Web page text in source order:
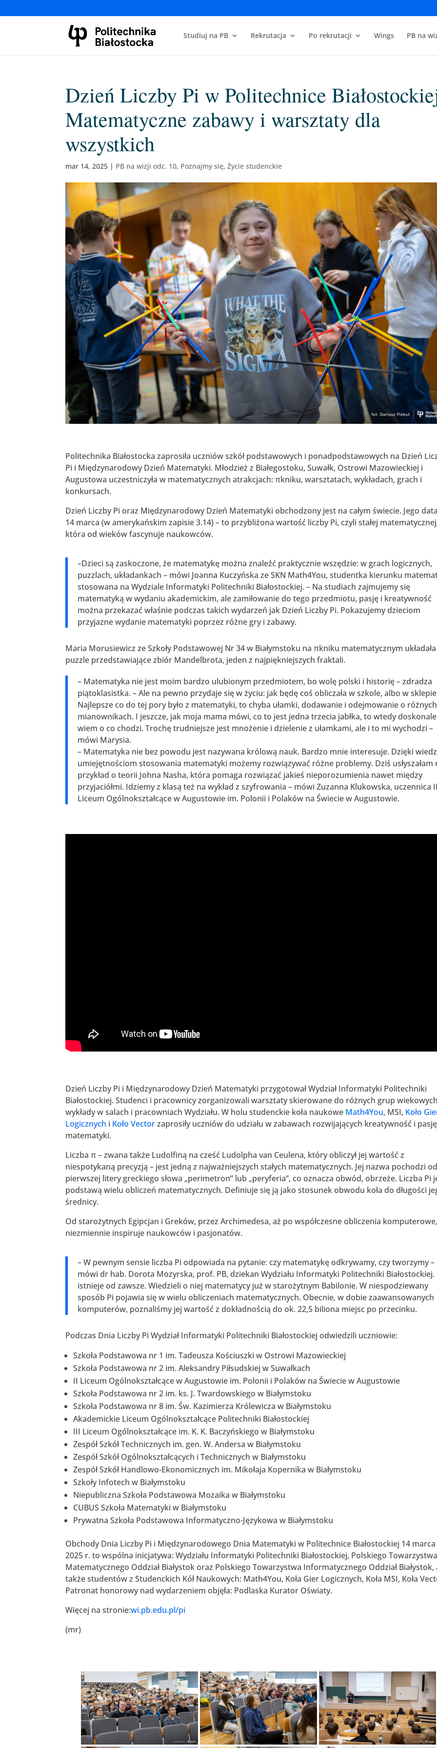
Studiuj na PB Rekrutacja Po rekrutacji Wings PB na
Dzień Liczby Pi w Politechnice
Matematyczne zabawy i warsztaty dla
wszystkich
mar 14, 2025 | PB na wizji odc. 10, Poznajmy się,Życie studenckie
Politechnika Białostocka zaprosiła uczniów szkół podstawowych i ponadpodstawowych na Dzień
Pi i Międzynarodowy Dzień Matematyki. Młodzież z Białegostoku, Suwałk, Ostrowi Mazowieckiej i
Augustowa uczestniczyła w matematycznych atrakcjach: πkniku, warsztatach, wykładach, grach i
konkursach.
Dzień Liczby Pi oraz Międzynarodowy Dzień Matematyki obchodzony jest na całym świecie. Jego
14 marca (w amerykańskim zapisie 3.14) – to przybliżona wartość liczby Pi, czyli stałej
która od wieków fascynuje naukowców.
–Dzieci są zaskoczone, że matematykę można znaleźć praktycznie wszędzie: w grach logicznych,
puzzlach, układankach – mówi Joanna Kuczyńska ze SKN Math4You, studentka kierunku
stosowana na Wydziale Informatyki Politechniki Białostockiej. – Na studiach zajmujemy się
matematyką w wydaniu akademickim, ale zamiłowanie do tego przedmiotu, pasję i kreatywność
można przekazać właśnie podczas takich wydarzeń jak Dzień Liczby Pi. Pokazujemy dzieciom
przyjazne wydanie matematyki poprzez różne gry i zabawy.
Maria Morusiewicz ze Szkoły Podstawowej Nr 34 w Białymstoku na πkniku matematycznym układała
puzzle przedstawiające zbiór Mandelbrota, jeden z najpiękniejszych fraktali.
– Matematyka nie jest moim bardzo ulubionym przedmiotem, bo wolę polski i historię – zdradza
piątoklasistka. – Ale na pewno przydaje się w życiu: jak będę coś obliczała w szkole, albo w
Najlepsze co do tej pory było z matematyki, to chyba ułamki, dodawanie i odejmowanie o różnych
mianownikach. I jeszcze, jak moja mama mówi, co to jest jedna trzecia jabłka, to wtedy doskonale
wiem o co chodzi. Trochę trudniejsze jest mnożenie i dzielenie z ułamkami, ale i to mi wychodzi –
mówi Marysia.
– Matematyka nie bez powodu jest nazywana królową nauk. Bardzo mnie interesuje. Dzięki
umiejętnościom stosowania matematyki możemy rozwiązywać różne problemy. Dziś usłyszałam
przykład o teorii Johna Nasha, która pomaga rozwiązać jakieś nieporozumienia nawet między
przyjaciółmi. Idziemy z klasą też na wykład z szyfrowania – mówi Zuzanna Klukowska, uczennica II
Liceum Ogólnokształcące w Augustowie im. Polonii i Polaków na Świecie w Augustowie.
Dzień Liczby Pi i Międzynarodowy Dzień Matematyki przygotował Wydział Informatyki Politechniki
Białostockiej. Studenci i pracownicy zorganizowali warsztaty skierowane do różnych grup
wykłady w salach i pracowniach Wydziału. W holu studenckie koła naukowe Math4You, MSI, Koło
Logicznych i Koło Vectorzaprosiły uczniów do udziału w zabawach rozwijających kreatywność i
matematyki.
Liczba π – zwana także Ludolfiną na cześć Ludolpha van Ceulena, który obliczył jej wartość z
niespotykaną precyzją – jest jedną z najważniejszych stałych matematycznych. Jej nazwa pochodzi od
pierwszej litery greckiego słowa „perimetron” lub „peryferia”, co oznacza obwód, obrzeże. Liczba Pi
podstawą wielu obliczeń matematycznych. Definiuje się ją jako stosunek obwodu koła do długości
średnicy.
Od starożytnych Egipcjan i Greków, przez Archimedesa, aż po współczesne obliczenia
niezmiennie inspiruje naukowców i pasjonatów.
– W pewnym sensie liczba Pi odpowiada na pytanie: czy matematykę odkrywamy, czy tworzymy –
mówi dr hab. Dorota Mozyrska, prof. PB, dziekan Wydziału Informatyki Politechniki Białostockiej.
istnieje od zawsze. Wiedzieli o niej matematycy już w starożytnym Babilonie. W niespodziewany
sposób Pi pojawia się w wielu obliczeniach matematycznych. Obecnie, w dobie zaawansowanych
komputerów, poznaliśmy jej wartość z dokładnością do ok. 22,5 biliona miejsc po przecinku.
Podczas Dnia Liczby Pi Wydział Informatyki Politechniki Białostockiej odwiedzili uczniowie:
Szkoła Podstawowa nr 1 im. Tadeusza Kościuszki w Ostrowi Mazowieckiej
Szkoła Podstawowa nr 2 im. Aleksandry Piłsudskiej w Suwałkach
II Liceum Ogólnokształcące w Augustowie im. Polonii i Polaków na Świecie w Augustowie
Szkoła Podstawowa nr 2 im. ks. J. Twardowskiego w Białymstoku
Szkoła Podstawowa nr 8 im. Św. Kazimierza Królewicza w Białymstoku
Akademickie Liceum Ogólnokształcące Politechniki Białostockiej
III Liceum Ogólnokształcące im. K. K. Baczyńskiego w Białymstoku
Zespół Szkół Technicznych im. gen. W. Andersa w Białymstoku
Zespół Szkół Ogólnokształcących i Technicznych w Białymstoku
Zespół Szkół Handlowo-Ekonomicznych im. Mikołaja Kopernika w Białymstoku
Szkoły Infotech w Białymstoku
Niepubliczna Szkoła Podstawowa Mozaika w Białymstoku
CUBUS Szkoła Matematyki w Białymstoku
Prywatna Szkoła Podstawowa Informatyczno-Językowa w Białymstoku
Obchody Dnia Liczby Pi i Międzynarodowego Dnia Matematyki w Politechnice Białostockiej 14 marca
2025 r. to wspólna inicjatywa: Wydziału Informatyki Politechniki Białostockiej, Polskiego Towarzystwa
Matematycznego Oddział Białystok oraz Polskiego Towarzystwa Informatycznego Oddział Białystok,
także studentów z Studenckich Kół Naukowych: Math4You, Koła Gier Logicznych, Koła MSI, Koła
Patronat honorowy nad wydarzeniem objęła: Podlaska Kurator Oświaty.
Więcej na stronie:wi.pb.edu.pl/pi
(mr)